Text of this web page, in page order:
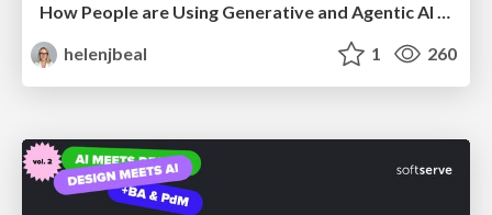
How People are Using Generative and Agentic AI to Supercharge Their Products, Projects, Services and Value Streams Today
helenjbeal
1 260